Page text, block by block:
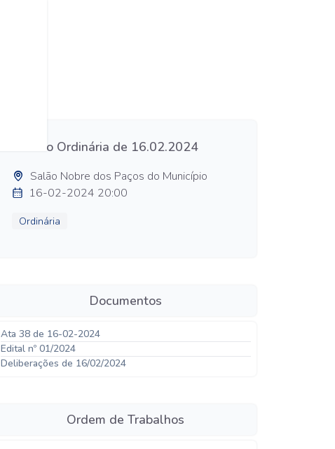
Sessão Ordinária de 16.02.2024
Salão Nobre dos Paços do Município
16-02-2024 20:00
Ordinária
Documentos
Ata 38 de 16-02-2024
Edital nº 01/2024
Deliberações de 16/02/2024
Ordem de Trabalhos